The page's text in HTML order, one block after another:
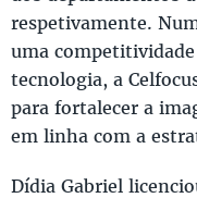
respetivamente.
uma competitividade
tecnologia, a
para fortalecer a
em linha com a
Dídia Gabriel